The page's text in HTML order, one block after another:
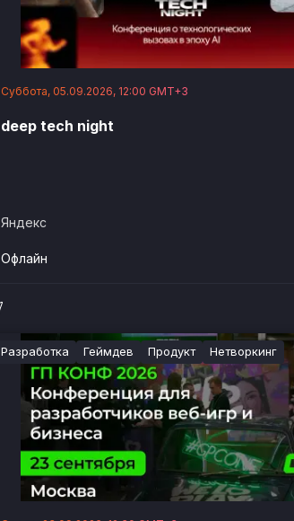
Суббота, 05.09.2026, 12:00 GMT+3
deep tech night
Яндекс
Офлайн
Разработка Геймдев Продукт Нетворкинг